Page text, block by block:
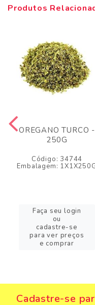
Produtos
OREGANO TURCO -
250G
Código: 34744
Embalagem:
Faça seu login
ou
cadastre-se
para ver preços
e comprar
Cadastre-se